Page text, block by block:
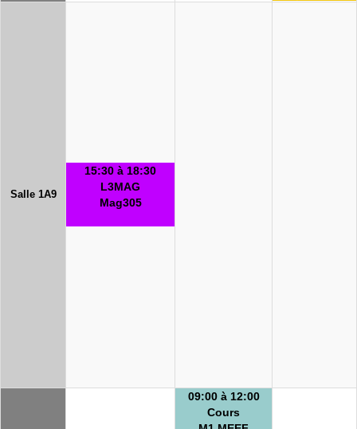
Salle 1A9
15:30 à 18:30
L3MAG
Mag305
09:00 à 12:00
Cours